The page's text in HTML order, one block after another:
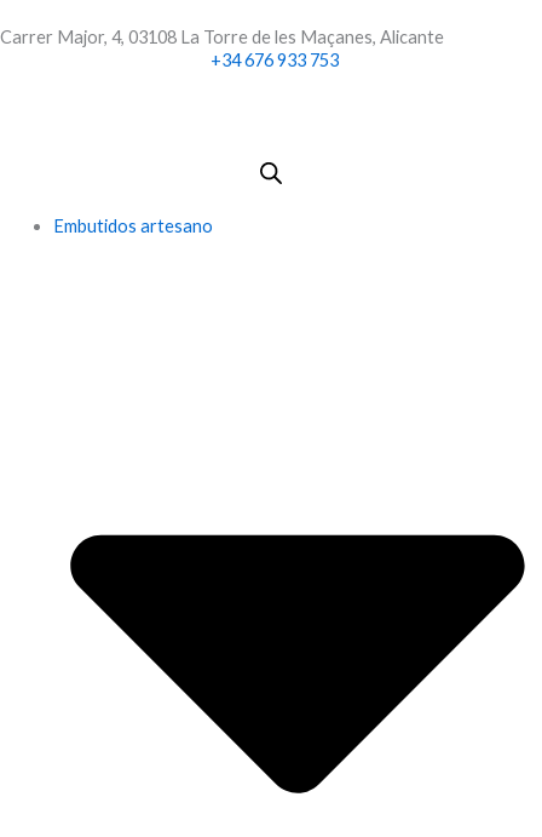
al
Carrer Major, 4, 03108 La Torre de les Maçanes, Alicante
+34 676 933 753
Embutidos artesano